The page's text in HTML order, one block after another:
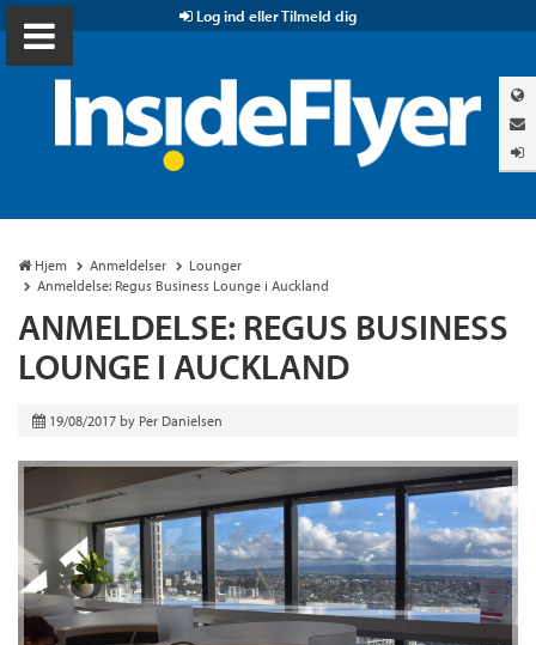
Log ind eller Tilmeld dig
Hjem Anmeldelser
Lounger
Anmeldelse: Regus Business Lounge i Auckland
ANMELDELSE: REGUS BUSINESS
LOUNGE I AUCKLAND
19/08/2017 by Per Danielsen